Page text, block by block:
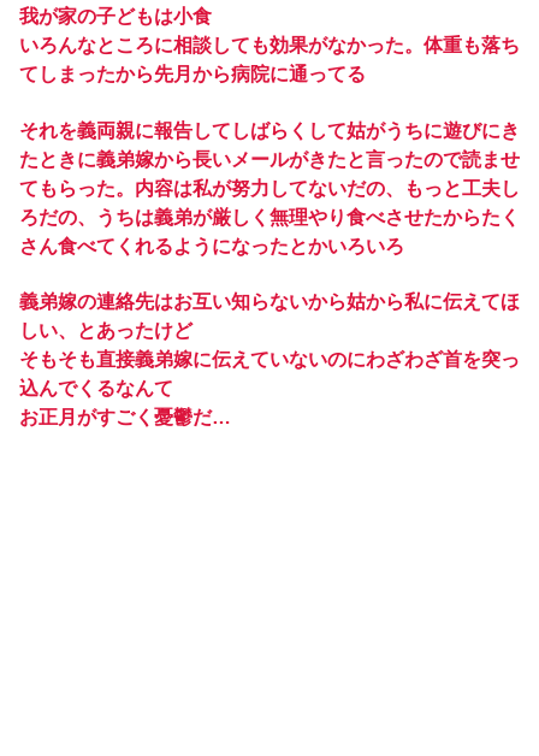
我が家の子どもは小食
いろんなところに相談しても効果がなかった。体重も落ち
てしまったから先月から病院に通ってる
それを義両親に報告してしばらくして姑がうちに遊びにき
たときに義弟嫁から長いメールがきたと言ったので読ませ
てもらった。内容は私が努力してないだの、もっと工夫し
ろだの、うちは義弟が厳しく無理やり食べさせたからたく
さん食べてくれるようになったとかいろいろ
義弟嫁の連絡先はお互い知らないから姑から私に伝えてほ
しい、とあったけど
そもそも直接義弟嫁に伝えていないのにわざわざ首を突っ
込んでくるなんて
お正月がすごく憂鬱だ…